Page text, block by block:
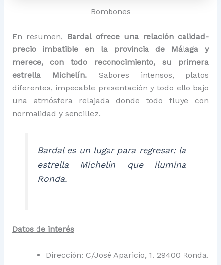
Bombones
En resumen, Bardal ofrece una relación calidad-
precio imbatible en la provincia de Málaga y
merece, con todo reconocimiento, su primera
estrella Michelín. Sabores intensos, platos
diferentes, impecable presentación y todo ello bajo
una atmósfera relajada donde todo fluye con
normalidad y sencillez.
Bardal es un lugar para regresar: la
estrella Michelín que ilumina
Ronda.
Datos de interés
Dirección: C/José Aparicio, 1. 29400 Ronda.